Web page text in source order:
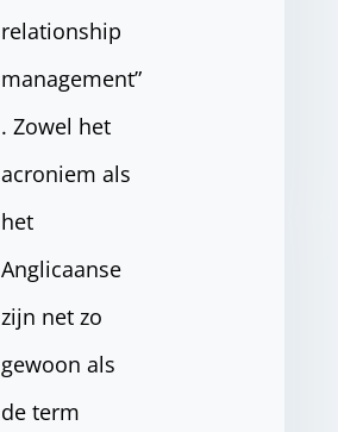
relationship
management”
. Zowel het
acroniem als
het
Anglicaanse
zijn net zo
gewoon als
de term